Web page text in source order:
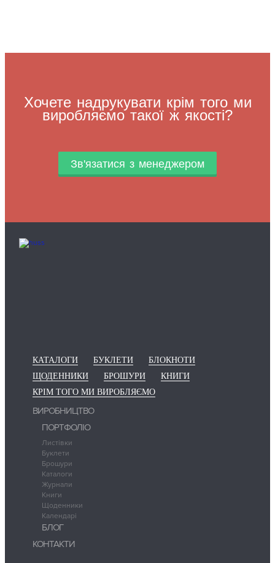
Хочете надрукувати крім того ми
виробляємо такої ж якості?
Зв'язатися з менеджером
КАТАЛОГИ БУКЛЕТИ
БЛОКНОТИ
ЩОДЕННИКИ
БРОШУРИ
КНИГИ
КРІМ ТОГО МИ ВИРОБЛЯЄМО
ВИРОБНИЦТВО
ПОРТФОЛІО
Листівки
Буклети
Брошури
Каталоги
Журнали
Книги
Щоденники
Календарі
БЛОГ
КОНТАКТИ